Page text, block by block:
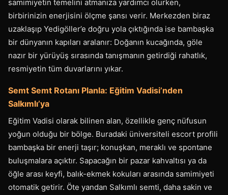
samimiyetin temelini atmanıza yardımcı olurken,
birbirinizin enerjisini ölçme şansı verir. Merkezden biraz
uzaklaşıp Yedigöller’e doğru yola çıktığında ise bambaşka
bir dünyanın kapıları aralanır: Doğanın kucağında, göle
nazır bir yürüyüş sırasında tanışmanın getirdiği rahatlık,
resmiyetin tüm duvarlarını yıkar.
Semt Semt Rotanı Planla: Eğitim Vadisi’nden
Salkımlı’ya
Eğitim Vadisi olarak bilinen alan, özellikle genç nüfusun
yoğun olduğu bir bölge. Buradaki üniversiteli escort profili
bambaşka bir enerji taşır; konuşkan, meraklı ve spontane
buluşmalara açıktır. Sapacağın bir pazar kahvaltısı ya da
öğle arası keyfi, balık-ekmek kokuları arasında samimiyeti
otomatik getirir. Öte yandan Salkımlı semti, daha sakin ve